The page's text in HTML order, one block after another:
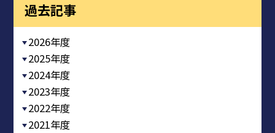
過去記事
2026年度
2025年度
2024年度
2023年度
2022年度
2021年度